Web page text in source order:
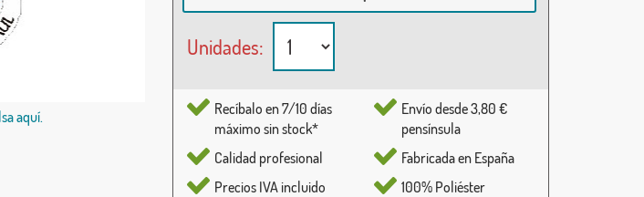
aquí.
Unidades:
Recíbalo en 7/10 días
máximo sin stock*
Calidad profesional
Precios IVA incluido
Envío desde 3,80 €
pensínsula
Fabricada en España
100% Poliéster